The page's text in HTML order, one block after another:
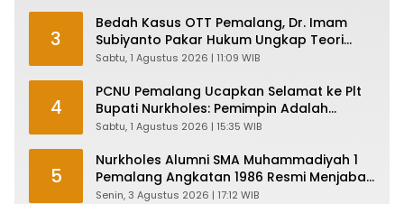
3
Bedah Kasus OTT Pemalang, Dr. Imam
Subiyanto Pakar Hukum Ungkap Teori
Penyertaan KPK
Sabtu, 1 Agustus 2026 | 11:09 WIB
4
PCNU Pemalang Ucapkan Selamat ke Plt
Bupati Nurkholes: Pemimpin Adalah
Pelayan Rakyat!
Sabtu, 1 Agustus 2026 | 15:35 WIB
5
Nurkholes Alumni SMA Muhammadiyah 1
Pemalang Angkatan 1986 Resmi Menjabat
Plt Bupati, Inilah Pesan Ketua Asmam 86
Senin, 3 Agustus 2026 | 17:12 WIB